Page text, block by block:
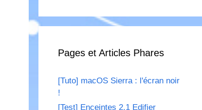
Pages et Articles Phares
[Tuto] macOS Sierra : l'écran noir
!
[Test] Enceintes 2.1 Edifier